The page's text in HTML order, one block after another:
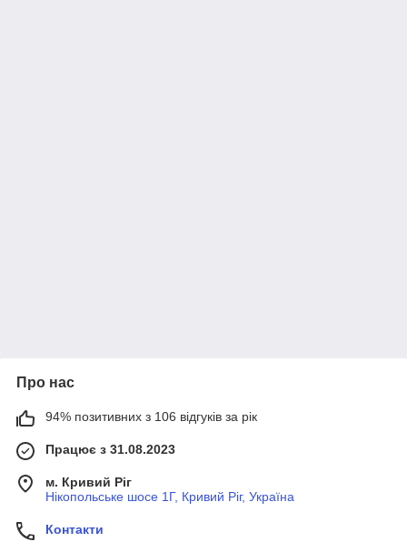
Про нас
94% позитивних з 106 відгуків за рік
Працює з 31.08.2023
м. Кривий Ріг
Нікопольське шосе 1Г, Кривий Ріг, Україна
Контакти